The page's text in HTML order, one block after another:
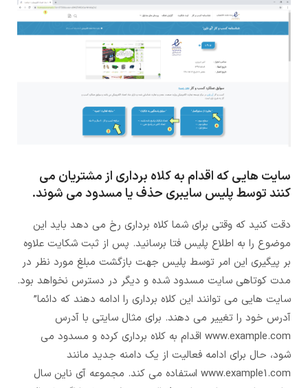
سایت هایی که اقدام به کلاه برداری از مشتریان می
کنند توسط پلیس سایبری حذف یا مسدود می شوند.
دقت کنید که وقتی برای شما کلاه برداری رخ می دهد باید این
موضوع را به اطلاع پلیس فتا برسانید. پس از ثبت شکایت علاوه
بر پیگیری این امر توسط پلیس جهت بازگشت مبلغ مورد نظر در
مدت کوتاهی سایت مسدود شده و دیگر در دسترس نخواهد بود.
سایت هایی می توانند این کلاه برداری را ادامه دهند که دائما”
آدرس خود را تغییر می دهند. برای مثال سایتی با آدرس
www.example.com اقدام به کلاه برداری کرده و مسدود می
شود، حال برای ادامه فعالیت از یک دامنه جدید مانند
www.example1.com استفاده می کند. مجموعه آی ناین سال